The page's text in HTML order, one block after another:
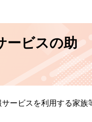
ービスの助
ービスを利用する家族